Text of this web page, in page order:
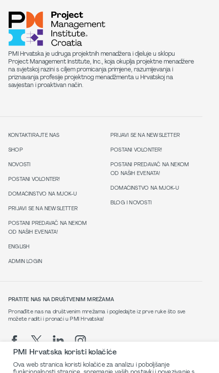
PMI Hrvatska je udruga projektnih menadžera i djeluje u sklopu
Project Management Institute, Inc., koja okuplja projektne menadžere
na svjetskoj razini s ciljem promicanja primjene, razumijevanja i
priznavanja profesije projektnog menadžmenta u Hrvatskoj na
savjestan i proaktivan način.
KONTAKTIRAJTE NAS
SHOP
NOVOSTI
POSTANI VOLONTER!
DOMAĆINSTVO NA MJOK-U
PRIJAVI SE NA NEWSLETTER
POSTANI PREDAVAČ NA NEKOM
OD NAŠIH EVENATA!
ENGLISH
ADMIN LOGIN
PRIJAVI SE NA NEWSLETTER
POSTANI VOLONTER!
POSTANI PREDAVAČ NA NEKOM
OD NAŠIH EVENATA!
DOMAĆINSTVO NA MJOK-U
BLOG I NOVOSTI
PRATITE NAS NA DRUŠTVENIM MREŽAMA
Pronađite nas na društvenim mrežama i pogledajte iz prve ruke što sve
možete raditi i pronaći u PMI Hrvatska!
PMI Hrvatska koristi kolačiće
Ova web stranica koristi kolačiće za analizu i poboljšanje